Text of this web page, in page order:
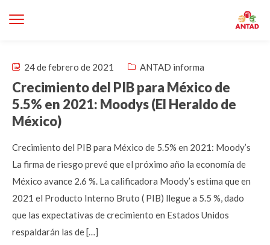
24 de febrero de 2021 ANTAD informa
Crecimiento del PIB para México de
5.5% en 2021: Moodys (El Heraldo de
México)
Crecimiento del PIB para México de 5.5% en 2021: Moody’s
La firma de riesgo prevé que el próximo año la economía de
México avance 2.6 %. La calificadora Moody’s estima que en
2021 el Producto Interno Bruto ( PIB) llegue a 5.5 %, dado
que las expectativas de crecimiento en Estados Unidos
respaldarán las de […]